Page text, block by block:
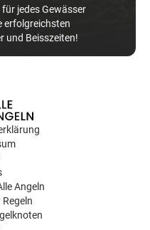
jedes Gewässer
erfolgreichsten
und Beisszeiten!
Angeln